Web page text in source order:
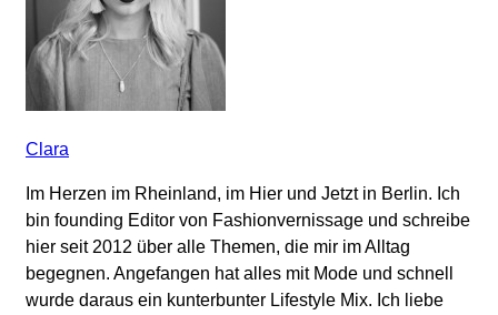
Clara
Im Herzen im Rheinland, im Hier und Jetzt in Berlin. Ich
bin founding Editor von Fashionvernissage und schreibe
hier seit 2012 über alle Themen, die mir im Alltag
begegnen. Angefangen hat alles mit Mode und schnell
wurde daraus ein kunterbunter Lifestyle Mix. Ich liebe